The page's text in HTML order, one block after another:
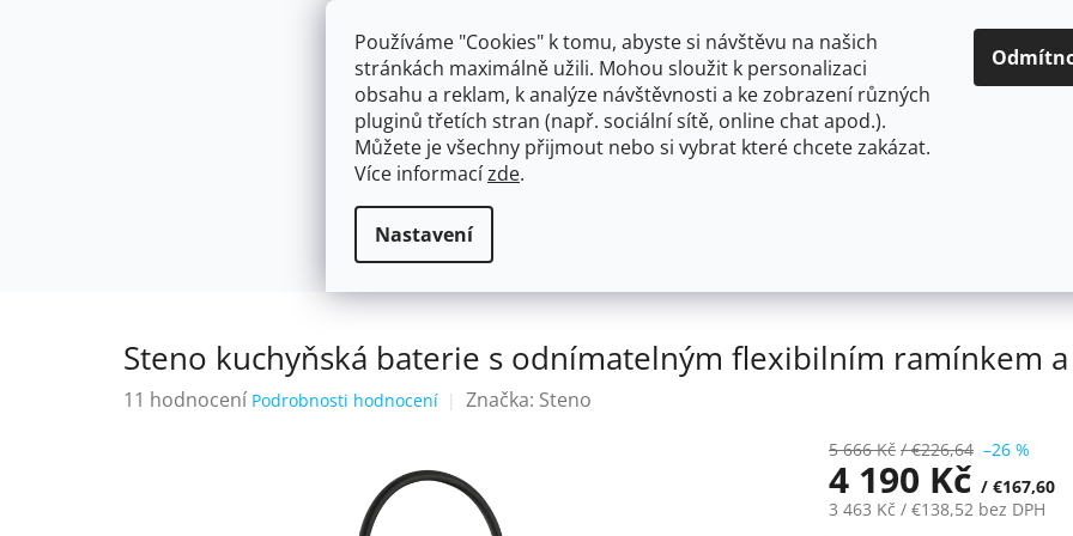
Používáme "Cookies" k tomu, abyste si návštěvu na našich
stránkách maximálně užili. Mohou sloužit k personalizaci
obsahu a reklam, k analýze návštěvnosti a ke zobrazení různých
pluginů třetích stran (např. sociální sítě, online chat apod.).
Můžete je všechny přijmout nebo si vybrat které chcete zakázat.
Více informacízde.
Nastavení
HLEDAT
NÁSTĚNNÉ 150/100MM SE SPRCHOU
Steno kuchyňská baterie s odnímatelným flexibilním ramínkem a sprškou 1010
Steno kuchyňská baterie s odnímatelným flexibilním ramínkem
Průměrné
11 hodnocení Podrobnosti hodnocení Značka: Steno
5 666 Kč / €226,64 –26 %
4 190 Kč / €167,60
3 463 Kč / €138,52 bez DPH